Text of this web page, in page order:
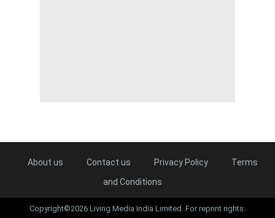
About us Contact us Privacy Policy
Terms
and Conditions
Copyright©2026 Living Media India Limited. For reprint rights: